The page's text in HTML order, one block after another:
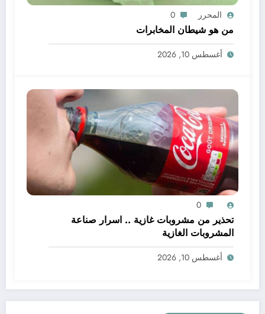
المحرر 0
من هو شيطان المخابرات
أغسطس 10, 2026
0
تحذير من مشروبات غازية .. اسرار صناعة
المشروبات الغازية
أغسطس 10, 2026